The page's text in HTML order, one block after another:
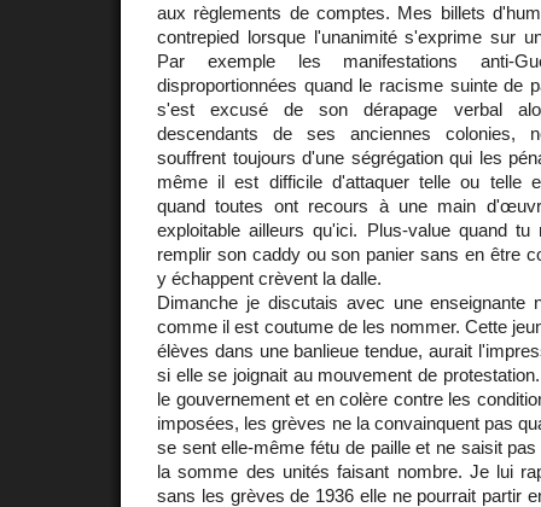
aux règlements de comptes. Mes billets
contrepied lorsque l'unanimité s'exprime sur
Par exemple les manifestations anti-
disproportionnées quand le racisme suinte de
s'est excusé de son dérapage verbal
descendants de ses anciennes colonies,
souffrent toujours d'une ségrégation qui les
même il est difficile d'attaquer telle ou telle
quand toutes ont recours à une main
exploitable ailleurs qu'ici. Plus-value quand
remplir son caddy ou son panier sans en être
y échappent crèvent la dalle.
Dimanche je discutais avec une enseignante
comme il est coutume de les nommer. Cette
élèves dans une banlieue tendue, aurait
si elle se joignait au mouvement de
le gouvernement et en colère contre les
imposées, les grèves ne la convainquent pas
se sent elle-même fétu de paille et ne saisit
la somme des unités faisant nombre. Je lui
sans les grèves de 1936 elle ne pourrait partir